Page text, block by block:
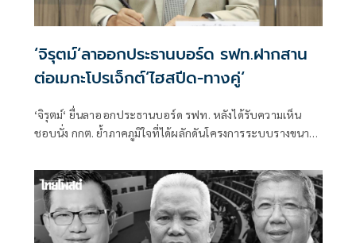
‘จิรุตม์‘ลาออกประธานบอร์ด รฟท.ฝากสาน
ต่อเมกะโปรเจ็กต์‘ไฮสปีด-ทางคู่‘
‘จิรุตม์‘ ยื่นลาออกประธานบอร์ด รฟท. หลังได้รับความเห็น
ชอบนั่ง กกต. ย้ำภาคภูมิใจที่ได้ผลักดันโครงการระบบรางขนาด
ปีด' หนุนเปิดทางเอกชนร่วมใช้ราง แก้ปมขาดทุนสะสม